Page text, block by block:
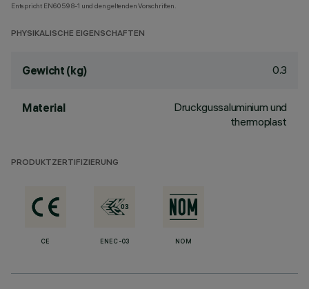
Entspricht EN60598-1 und den geltenden Vorschriften.
PHYSIKALISCHE EIGENSCHAFTEN
Gewicht (kg) 0.3
Material
Druckgussaluminium und
thermoplast
PRODUKTZERTIFIZIERUNG
CE ENEC-03 NOM